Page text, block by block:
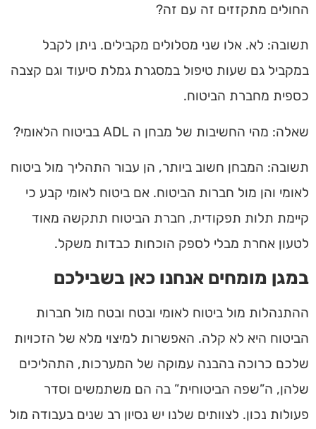
החולים מתקזזים זה עם זה?
תשובה: לא. אלו שני מסלולים מקבילים. ניתן לקבל
במקביל גם שעות טיפול במסגרת גמלת סיעוד וגם קצבה
כספית מחברת הביטוח.
שאלה: מהי החשיבות של מבחן ה ADL בביטוח הלאומי?
תשובה: המבחן חשוב ביותר, הן עבור התהליך מול ביטוח
לאומי והן מול חברות הביטוח. אם ביטוח לאומי קבע כי
קיימת תלות תפקודית, חברת הביטוח תתקשה מאוד
לטעון אחרת מבלי לספק הוכחות כבדות משקל.
במגן מומחים אנחנו כאן בשבילכם
ההתנהלות מול ביטוח לאומי ובטח ובטח מול חברות
הביטוח היא לא קלה. האפשרות למיצוי מלא של הזכויות
שלכם כרוכה בהבנה עמוקה של המערכות, התהליכים
שלהן, ה”שפה הביטוחית” בה הם משתמשים וסדר
פעולות נכון. לצוותים שלנו יש נסיון רב שנים בעבודה מול